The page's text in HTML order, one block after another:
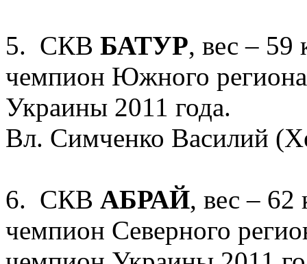
5. СКВ БАТУР, вес – 59
чемпион Южного
Украины 2011 года.
Вл. Симченко Василий
6. СКВ АБРАЙ, вес – 62
чемпион Северного